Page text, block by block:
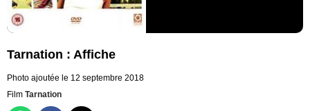
Tarnation : Affiche
Photo ajoutée le 12 septembre 2018
Film Tarnation